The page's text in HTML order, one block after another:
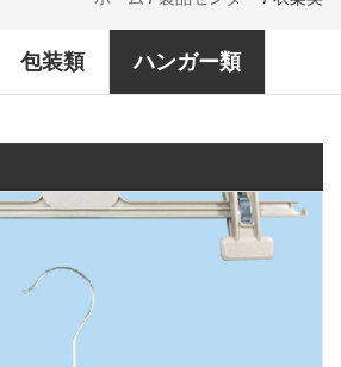
包装類 ハンガー類